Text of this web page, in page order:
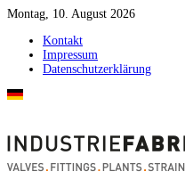
Montag, 10. August 2026
Kontakt
Impressum
Datenschutzerklärung